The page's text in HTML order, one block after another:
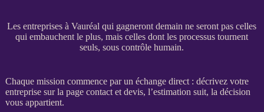
Les entreprises à Vauréal qui gagneront demain ne seront pas celles
qui embauchent le plus, mais celles dont les processus tournent
seuls, sous contrôle humain.
Chaque mission commence par un échange direct : décrivez votre
entreprise sur la page contact et devis, l’estimation suit, la décision
vous appartient.